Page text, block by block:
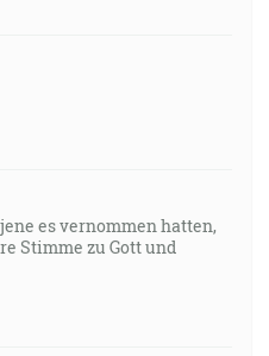
es vernommen hatten,
Stimme zu Gott und